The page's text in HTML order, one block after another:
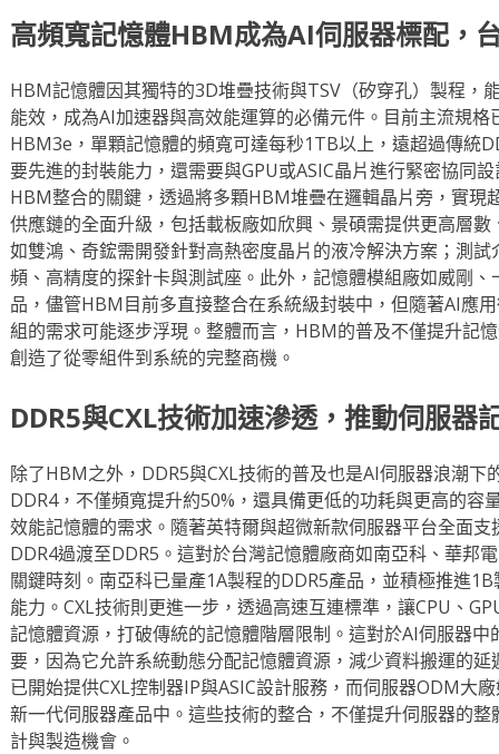
高頻寬記憶體HBM成為AI伺服器標配，
HBM記憶體因其獨特的3D堆疊技術與TSV（矽穿孔）製程，
能效，成為AI加速器與高效能運算的必備元件。目前主流規
HBM3e，單顆記憶體的頻寬可達每秒1TB以上，遠超過傳統
要先進的封裝能力，還需要與GPU或ASIC晶片進行緊密協同
HBM整合的關鍵，透過將多顆HBM堆疊在邏輯晶片旁，實現
供應鏈的全面升級，包括載板廠如欣興、景碩需提供更高層
如雙鴻、奇鋐需開發針對高熱密度晶片的液冷解決方案；測
頻、高精度的探針卡與測試座。此外，記憶體模組廠如威剛
品，儘管HBM目前多直接整合在系統級封裝中，但隨著AI應
組的需求可能逐步浮現。整體而言，HBM的普及不僅提升記
創造了從零組件到系統的完整商機。
DDR5與CXL技術加速滲透，推動伺服器
除了HBM之外，DDR5與CXL技術的普及也是AI伺服器浪潮下
DDR4，不僅頻寬提升約50%，還具備更低的功耗與更高的容
效能記憶體的需求。隨著英特爾與超微新款伺服器平台全面
DDR4過渡至DDR5。這對於台灣記憶體廠商如南亞科、華邦
關鍵時刻。南亞科已量產1A製程的DDR5產品，並積極推進
能力。CXL技術則更進一步，透過高速互連標準，讓CPU、
記憶體資源，打破傳統的記憶體階層限制。這對於AI伺服器
要，因為它允許系統動態分配記憶體資源，減少資料搬運的
已開始提供CXL控制器IP與ASIC設計服務，而伺服器ODM大
新一代伺服器產品中。這些技術的整合，不僅提升伺服器的
計與製造機會。